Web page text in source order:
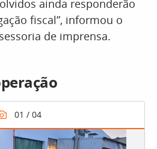
ainda responderão
fiscal”, informou o
de imprensa.